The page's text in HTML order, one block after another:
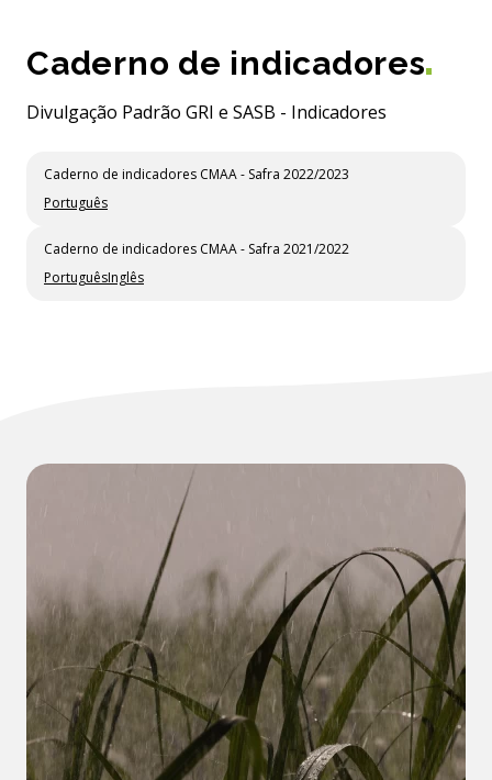
Caderno de indicadores
Divulgação Padrão GRI e SASB - Indicadores
Caderno de indicadores CMAA - Safra 2022/2023
Português
Caderno de indicadores CMAA - Safra 2021/2022
PortuguêsInglês